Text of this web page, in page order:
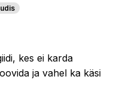
kes ei karda
ja vahel ka käsi